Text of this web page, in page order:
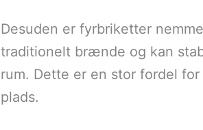
Desuden er fyrbriketter
traditionelt brænde og kan
rum. Dette er en stor fordel
plads.